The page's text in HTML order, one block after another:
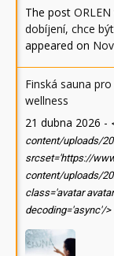
The post
dobíjení, chce
appeared on
Finská sauna
wellness
21 dubna 2026 -
content/uploads/
srcset='https://
content/uploads/
class='avatar
decoding='async'/>